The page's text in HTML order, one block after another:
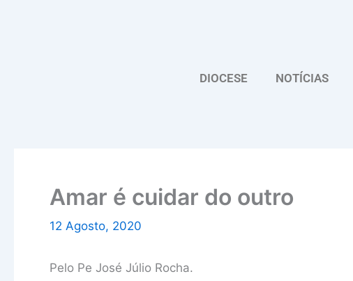
DIOCESE NOTÍCIAS
Amar é cuidar do outro
12 Agosto, 2020
Pelo Pe José Júlio Rocha.